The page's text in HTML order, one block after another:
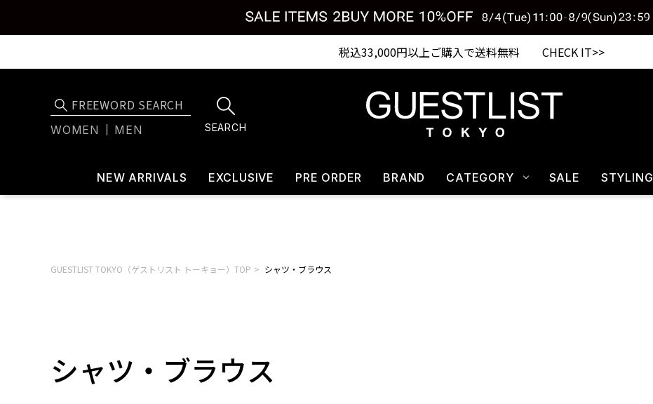
税込33,000円以上ご購入で送料無料 CHECK IT>>
WOMEN MEN SEARCH
NEW ARRIVALS EXCLUSIVE PRE ORDER BRAND CATEGORY SALE STYLING
GUESTLIST TOKYO（ゲストリスト トーキョー）TOP シャツ・ブラウス
シャツ・ブラウス